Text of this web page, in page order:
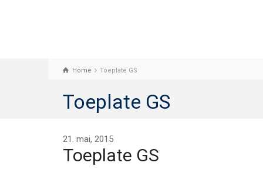
Home Toeplate GS
Toeplate GS
21. mai, 2015
Toeplate GS